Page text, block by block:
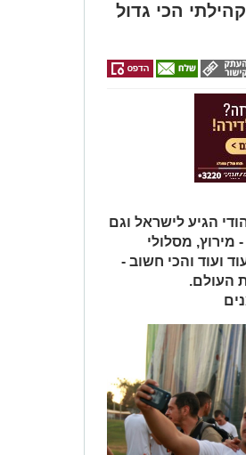
הכי גדול
הגיע לישראל וגם
מסלולי
ועוד והכי חשוב -
העולם.